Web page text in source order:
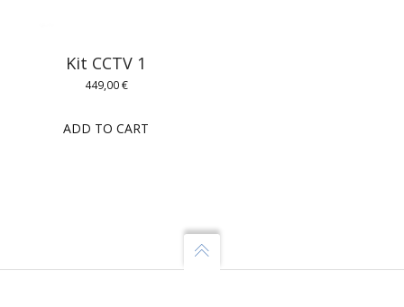
Kit CCTV 1
449,00€
ADD TO CART